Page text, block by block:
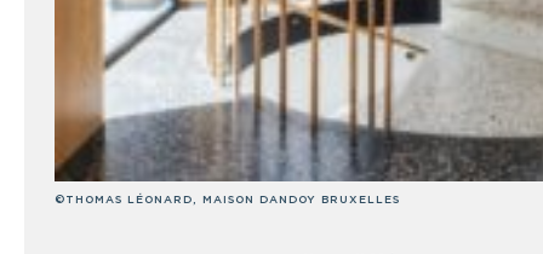
©THOMAS LÉONARD, MAISON DANDOY BRUXELLES